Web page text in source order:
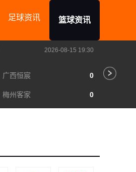
足球资讯 篮球资讯
2026-08-15 19:30
广西恒宸 0
梅州客家 0